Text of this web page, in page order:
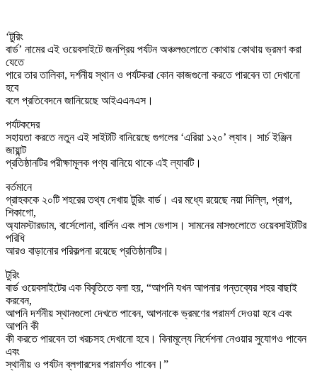
‘টুরিং
বার্ড’ নামের এই ওয়েবসাইটে জনপ্রিয় পর্যটন অঞ্চলগুলোতে কোথায় কোথায় ভ্রমণ করা
যেতে
পারে তার তালিকা, দর্শনীয় স্থান ও পর্যটকরা কোন কাজগুলো করতে পারবেন তা দেখানো
হবে
বলে প্রতিবেদনে জানিয়েছে আইএএনএস।
পর্যটকদের
সহায়তা করতে নতুন এই সাইটটি বানিয়েছে গুগলের ‘এরিয়া ১২০’ ল্যাব। সার্চ ইঞ্জিন
জায়ান্ট
প্রতিষ্ঠানটির পরীক্ষামূলক পণ্য বানিয়ে থাকে এই ল্যাবটি।
বর্তমানে
গ্রাহককে ২০টি শহরের তথ্য দেখায় টুরিং বার্ড। এর মধ্যে রয়েছে নয়া দিল্লি, প্রাগ,
শিকাগো,
অ্যামস্টারডাম, বার্সেলোনা, বার্লিন এবং লাস ভেগাস। সামনের মাসগুলোতে ওয়েবসাইটটির
পরিধি
আরও বাড়ানোর পরিকল্পনা রয়েছে প্রতিষ্ঠানটির।
টুরিং
বার্ড ওয়েবসাইটের এক বিবৃতিতে বলা হয়, “আপনি যখন আপনার গন্তব্যের শহর বাছাই
করবেন,
আপনি দর্শনীয় স্থানগুলো দেখতে পাবেন, আপনাকে ভ্রমণের পরামর্শ দেওয়া হবে এবং
আপনি কী
কী করতে পারবেন তা খরচসহ দেখানো হবে। বিনামূল্যে নির্দেশনা নেওয়ার সুযোগও পাবেন
এবং
স্থানীয় ও পর্যটন ব্লগারদের পরামর্শও পাবেন।”